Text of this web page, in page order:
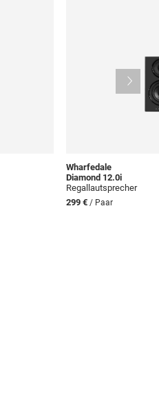
Wharfedale
Diamond 12.0i
Regallautsprecher
299 € / Paar